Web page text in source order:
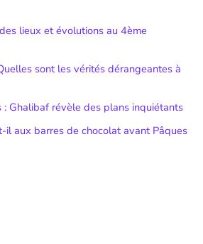
lieux et évolutions au 4ème
sont les vérités dérangeantes à
: Ghalibaf révèle des plans inquiétants
il aux barres de chocolat avant Pâques